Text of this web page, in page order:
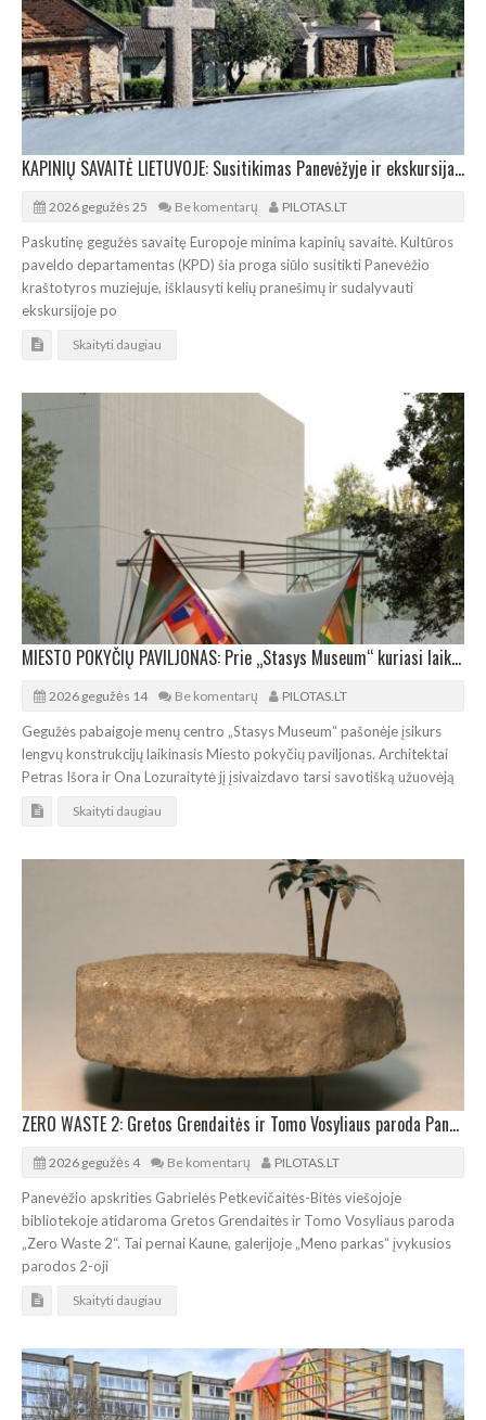
KAPINIŲ SAVAITĖ LIETUVOJE: Susitikimas Panevėžyje ir ekskursija po senąsias kapines
2026 gegužės 25 Be komentarų PILOTAS.LT
Paskutinę gegužės savaitę Europoje minima kapinių savaitė. Kultūros
paveldo departamentas (KPD) šia proga siūlo susitikti Panevėžio
kraštotyros muziejuje, išklausyti kelių pranešimų ir sudalyvauti
ekskursijoje po
Skaityti daugiau
MIESTO POKYČIŲ PAVILJONAS: Prie „Stasys Museum“ kuriasi laikinoji diskusijų užuovėja
2026 gegužės 14 Be komentarų PILOTAS.LT
Gegužės pabaigoje menų centro „Stasys Museum“ pašonėje įsikurs
lengvų konstrukcijų laikinasis Miesto pokyčių paviljonas. Architektai
Petras Išora ir Ona Lozuraitytė jį įsivaizdavo tarsi savotišką užuovėją
Skaityti daugiau
ZERO WASTE 2: Gretos Grendaitės ir Tomo Vosyliaus paroda Panevėžyje
2026 gegužės 4 Be komentarų PILOTAS.LT
Panevėžio apskrities Gabrielės Petkevičaitės-Bitės viešojoje
bibliotekoje atidaroma Gretos Grendaitės ir Tomo Vosyliaus paroda
„Zero Waste 2“. Tai pernai Kaune, galerijoje „Meno parkas“ įvykusios
parodos 2-oji
Skaityti daugiau